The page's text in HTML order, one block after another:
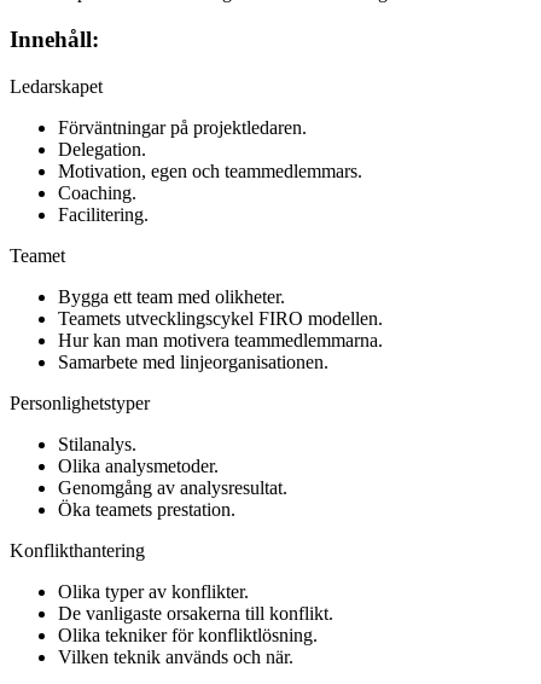
Innehåll:
Ledarskapet
Förväntningar på projektledaren.
Delegation.
Motivation, egen och teammedlemmars.
Coaching.
Facilitering.
Teamet
Bygga ett team med olikheter.
Teamets utvecklingscykel FIRO modellen.
Hur kan man motivera teammedlemmarna.
Samarbete med linjeorganisationen.
Personlighetstyper
Stilanalys.
Olika analysmetoder.
Genomgång av analysresultat.
Öka teamets prestation.
Konflikthantering
Olika typer av konflikter.
De vanligaste orsakerna till konflikt.
Olika tekniker för konfliktlösning.
Vilken teknik används och när.